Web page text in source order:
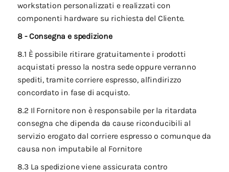
workstation personalizzati e realizzati con
componenti hardware su richiesta del Cliente.
8 - Consegna e spedizione
8.1 È possibile ritirare gratuitamente i prodotti
acquistati presso la nostra sede oppure verranno
spediti, tramite corriere espresso, all'indirizzo
concordato in fase di acquisto.
8.2 Il Fornitore non è responsabile per la ritardata
consegna che dipenda da cause riconducibili al
servizio erogato dal corriere espresso o comunque da
causa non imputabile al Fornitore
8.3 La spedizione viene assicurata contro